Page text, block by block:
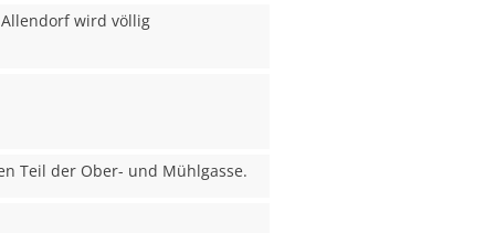
wird völlig
Teil der Ober- und Mühlgasse.